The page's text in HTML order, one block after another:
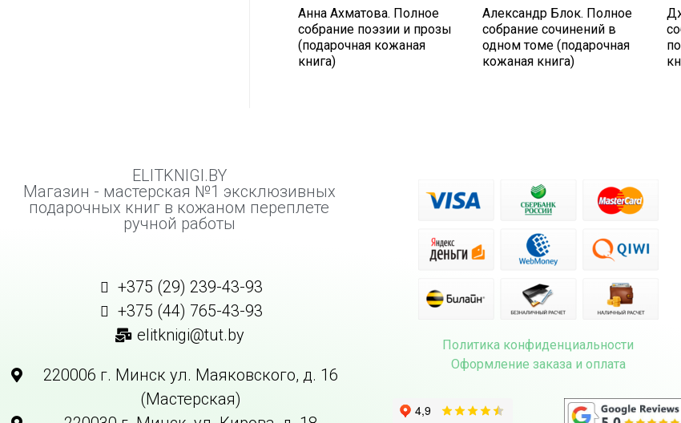
Анна Ахматова. Полное
собрание поэзии и прозы
(подарочная кожаная
книга)
Александр Блок. Полное
собрание сочинений в
одном томе (подарочная
кожаная книга)
ELITKNIGI.BY
Магазин - мастерская №1 эксклюзивных
подарочных книг в кожаном переплете
ручной работы
+375 (29) 239-43-93
+375 (44) 765-43-93
elitknigi@tut.by
220006 г. Минск ул. Маяковского, д. 16
(Мастерская)
Политика конфиденциальности
Оформление заказа и оплата